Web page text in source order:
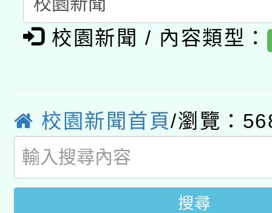
pilot」
有關大陸委員會函釋公
用水績優單位及節水達
動」
桃園市孔廟祈福系列
開 智慧啟航」
2026年桃園地景藝術
校園新聞 / 內容類型：
校園新聞首頁/瀏覽：
搜尋